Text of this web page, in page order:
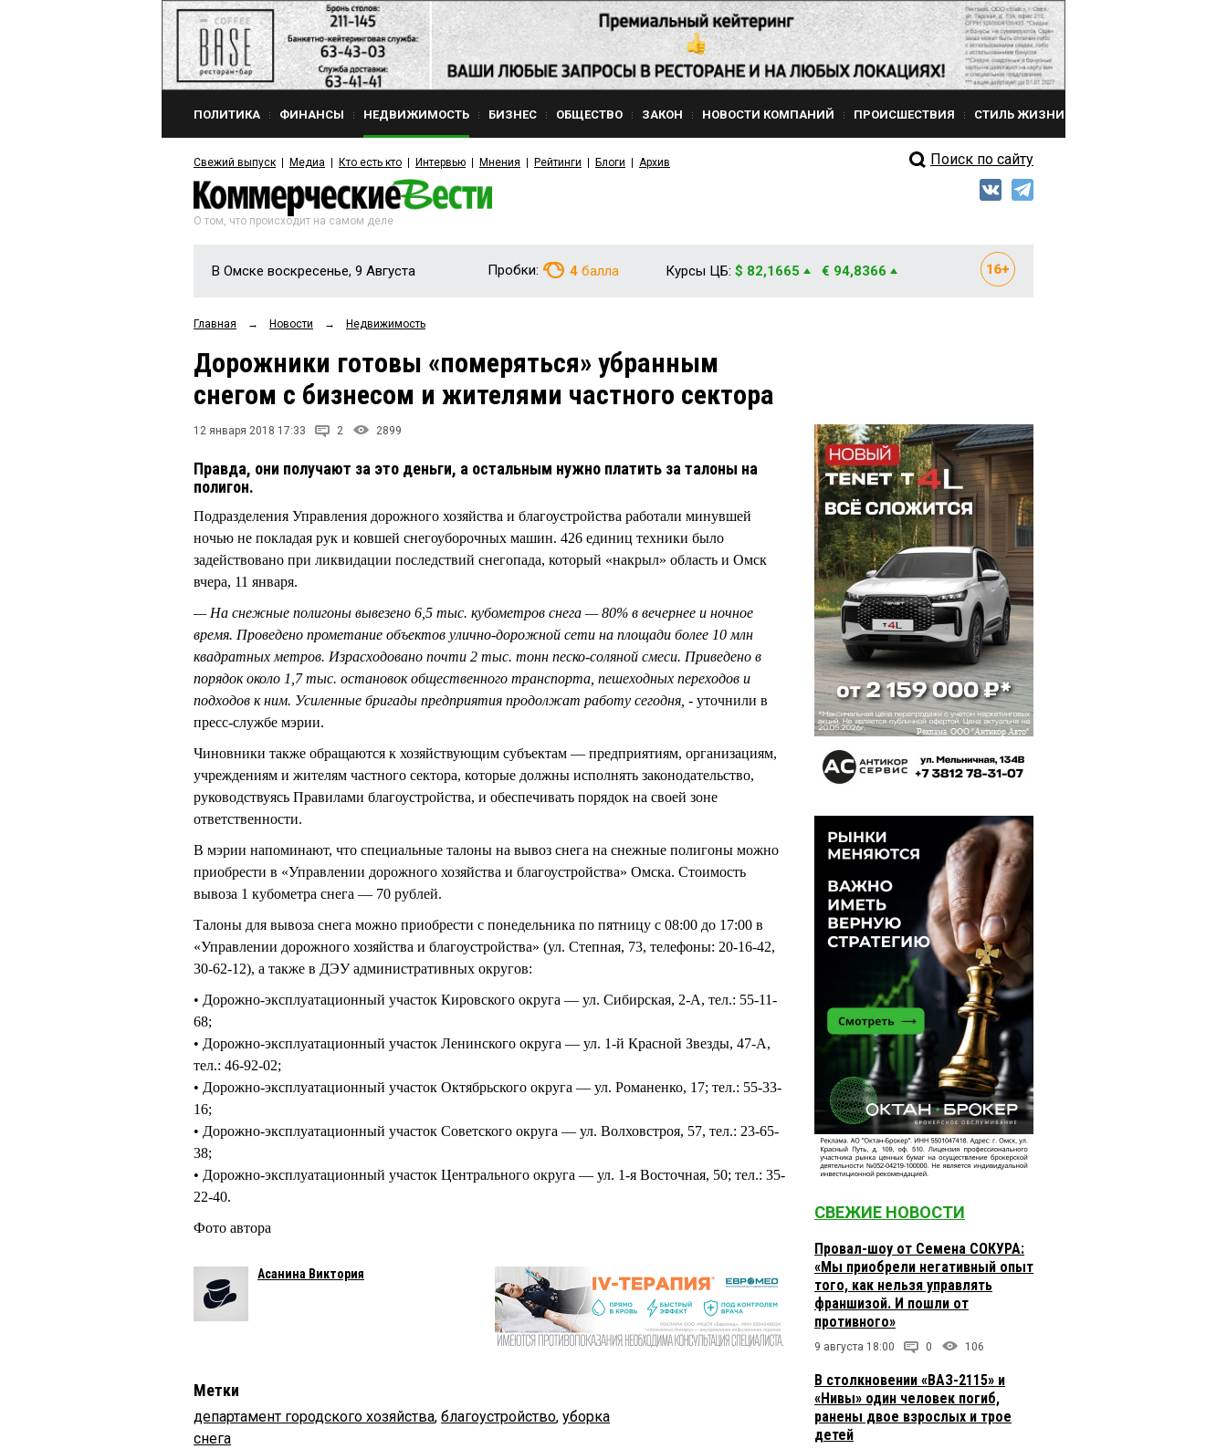
ПОЛИТИКА ФИНАНСЫ НЕДВИЖИМОСТЬ БИЗНЕС ОБЩЕСТВО ЗАКОН НОВОСТИ КОМПАНИЙ ПРОИСШЕСТВИЯ СТИЛЬ ЖИЗНИ
Свежий выпуск Медиа Кто есть кто Интервью Мнения Рейтинги Блоги Архив Поиск по сайту
О том, что происходит на самом деле
В Омске воскресенье, 9 Августа Пробки: 4 балла Курсы ЦБ: $ 82,1665 € 94,8366
Главная → Новости → Недвижимость
Дорожники готовы «померяться» убранным
снегом с бизнесом и жителями частного сектора
12 января 2018 17:33 2 2899
Правда, они получают за это деньги, а остальным нужно платить за талоны на
полигон.
Подразделения Управления дорожного хозяйства и благоустройства работали минувшей
ночью не покладая рук и ковшей снегоуборочных машин. 426 единиц техники было
задействовано при ликвидации последствий снегопада, который «накрыл» область и Омск
вчера, 11 января.
— На снежные полигоны вывезено 6,5 тыс. кубометров снега — 80% в вечернее и ночное
время. Проведено прометание объектов улично-дорожной сети на площади более 10 млн
квадратных метров. Израсходовано почти 2 тыс. тонн песко-соляной смеси. Приведено в
порядок около 1,7 тыс. остановок общественного транспорта, пешеходных переходов и
подходов к ним. Усиленные бригады предприятия продолжат работу сегодня, - уточнили в
пресс-службе мэрии.
Чиновники также обращаются к хозяйствующим субъектам — предприятиям, организациям,
учреждениям и жителям частного сектора, которые должны исполнять законодательство,
руководствуясь Правилами благоустройства, и обеспечивать порядок на своей зоне
ответственности.
В мэрии напоминают, что специальные талоны на вывоз снега на снежные полигоны можно
приобрести в «Управлении дорожного хозяйства и благоустройства» Омска. Стоимость
вывоза 1 кубометра снега — 70 рублей.
Талоны для вывоза снега можно приобрести с понедельника по пятницу с 08:00 до 17:00 в
«Управлении дорожного хозяйства и благоустройства» (ул. Степная, 73, телефоны: 20-16-42,
30-62-12), а также в ДЭУ административных округов:
• Дорожно-эксплуатационный участок Кировского округа — ул. Сибирская, 2-А, тел.: 55-11-
68;
• Дорожно-эксплуатационный участок Ленинского округа — ул. 1-й Красной Звезды, 47-А,
тел.: 46-92-02;
• Дорожно-эксплуатационный участок Октябрьского округа — ул. Романенко, 17; тел.: 55-33-
16;
• Дорожно-эксплуатационный участок Советского округа — ул. Волховстроя, 57, тел.: 23-65-
38;
• Дорожно-эксплуатационный участок Центрального округа — ул. 1-я Восточная, 50; тел.: 35-
22-40.
Фото автора
Асанина Виктория
Метки
департамент городского хозяйства, благоустройство, уборка
снега
СВЕЖИЕ НОВОСТИ
Провал-шоу от Семена СОКУРА:
«Мы приобрели негативный опыт
того, как нельзя управлять
франшизой. И пошли от
противного»
9 августа 18:00 0 106
В столкновении «ВАЗ-2115» и
«Нивы» один человек погиб,
ранены двое взрослых и трое
детей